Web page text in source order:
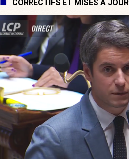
CORRECTIFS ET MISES À JOUR